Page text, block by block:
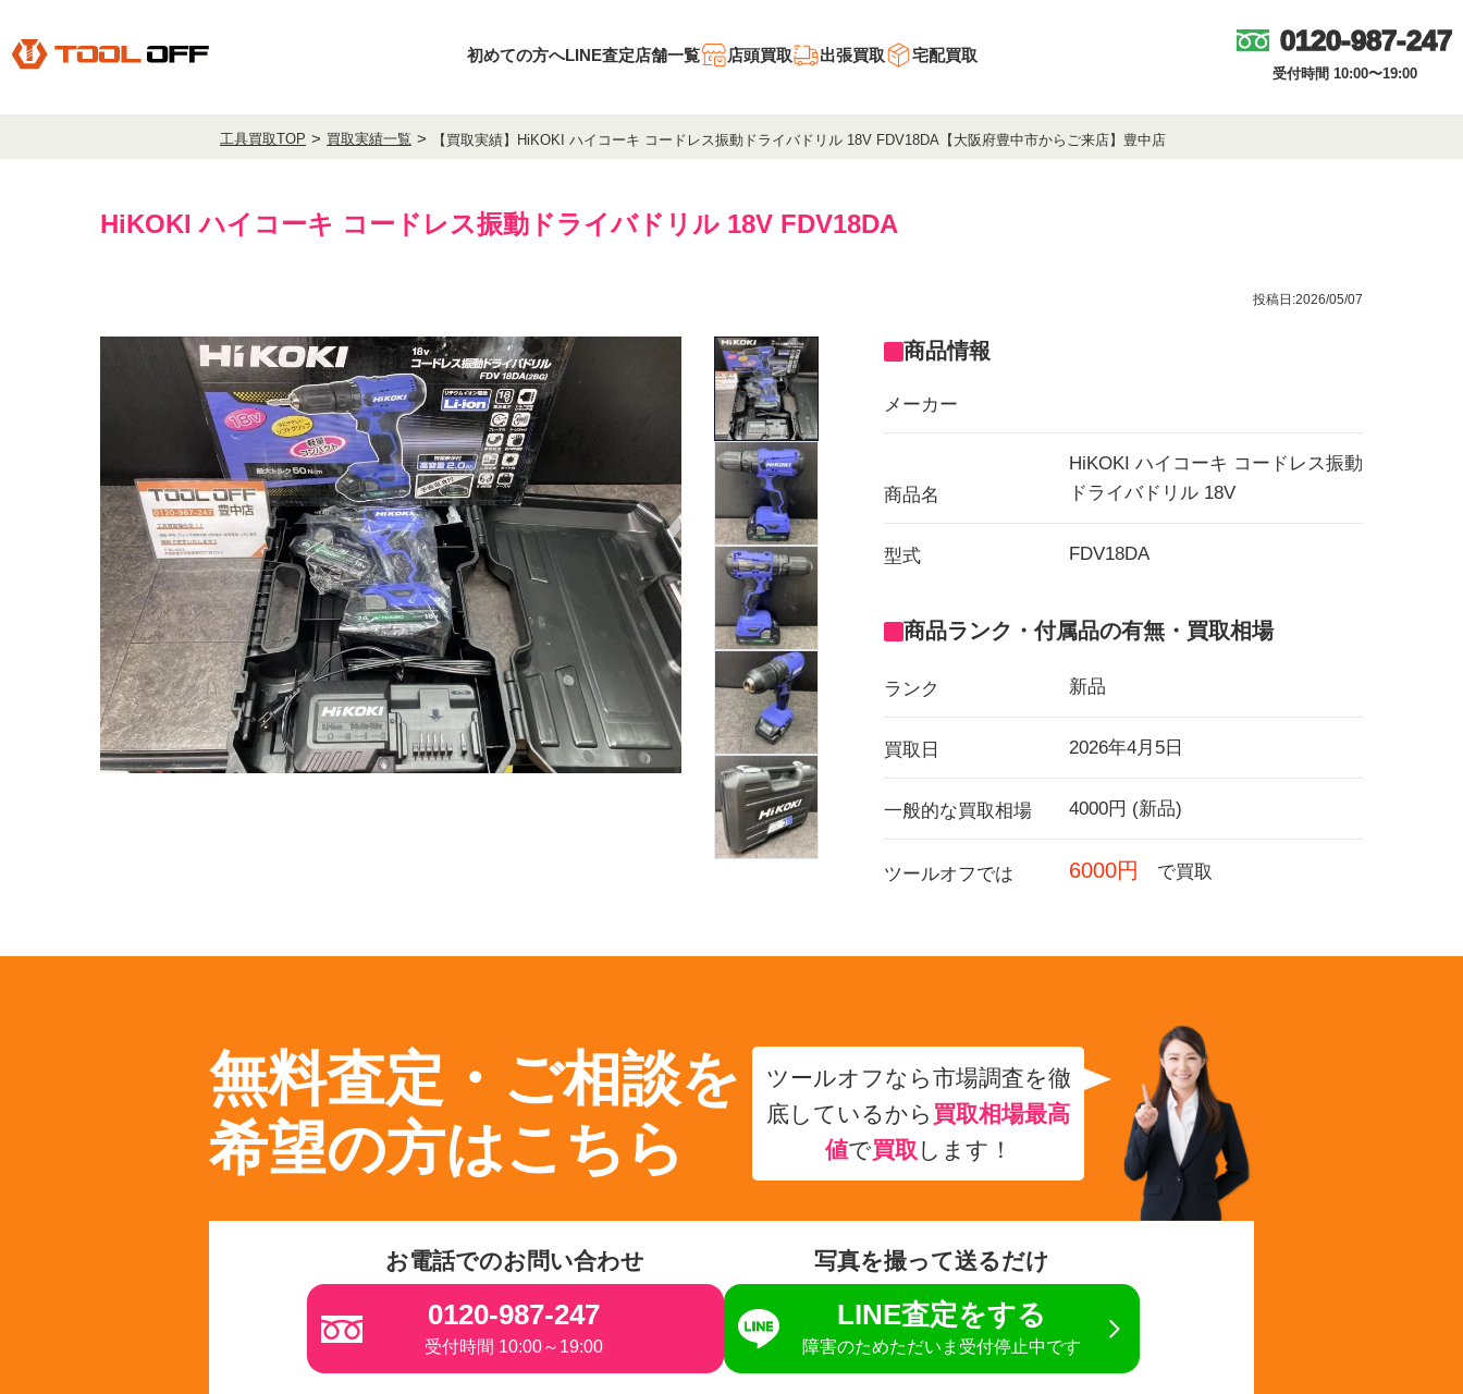
初めての方へLINE査定店舗一覧 店頭買取 出張買取 宅配買取 0120-987-247
受付時間 10:00〜19:00
工具買取TOP 買取実績一覧 【買取実績】HiKOKI ハイコーキ コードレス振動ドライバドリル 18V FDV18DA【大阪府豊中市からご来店】豊中店
HiKOKI ハイコーキ コードレス振動ドライバドリル 18V FDV18DA
投稿日:2026/05/07
商品情報
メーカー
商品名
HiKOKI ハイコーキ コードレス振動
ドライバドリル 18V
型式 FDV18DA
商品ランク・付属品の有無・買取相場
ランク 新品
買取日 2026年4月5日
一般的な買取相場 4000円 (新品)
ツールオフでは 6000円 で買取
無料査定・ご相談を
希望の方はこちら
ツールオフなら市場調査を徹
底しているから 買取相場最高
値で買取 します！
お電話でのお問い合わせ
0120-987-247
受付時間 10:00～19:00
写真を撮って送るだけ
LINE査定をする
障害のためただいま受付停止中です